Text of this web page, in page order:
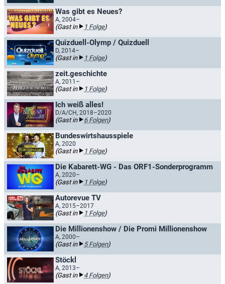
Was gibt es Neues?
A, 2004–
(Gast in 1 Folge)
Quizduell-Olymp / Quizduell
D, 2014–
(Gast in 1 Folge)
zeit.geschichte
A, 2011–
(Gast in 1 Folge)
Ich weiß alles!
D/A/CH, 2018–2020
(Gast in 6 Folgen)
Bundeswirtshausspiele
A, 2020
(Gast in 1 Folge)
Die Kabarett-WG - Das ORF1-Sonderprogramm
A, 2020–
(Gast in 1 Folge)
Autorevue TV
A, 2015–2017
(Gast in 1 Folge)
Die Millionenshow / Die Promi Millionenshow
A, 2000–
(Gast in 5 Folgen)
Stöckl
A, 2013–
(Gast in 4 Folgen)